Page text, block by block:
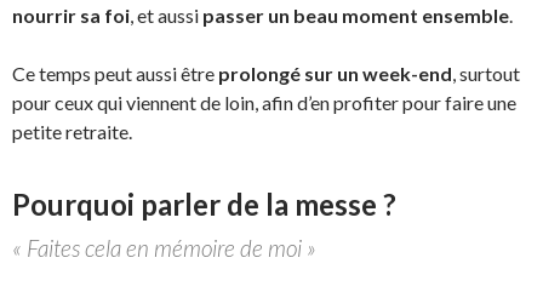
nourrir sa foi, et aussi passer un beau moment ensemble.
Ce temps peut aussi être prolongé sur un week-end, surtout
pour ceux qui viennent de loin, afin d’en profiter pour faire une
petite retraite.
Pourquoi parler de la messe ?
« Faites cela en mémoire de moi »